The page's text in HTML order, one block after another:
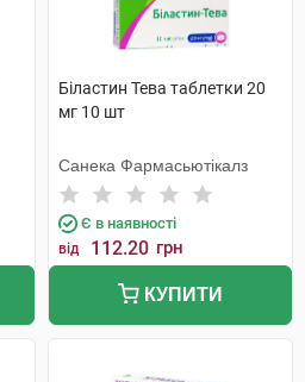
Біластин Тева таблетки 20
мг 10 шт
Санека Фармасьютікалз
Є в наявності
від 112.20 грн
КУПИТИ